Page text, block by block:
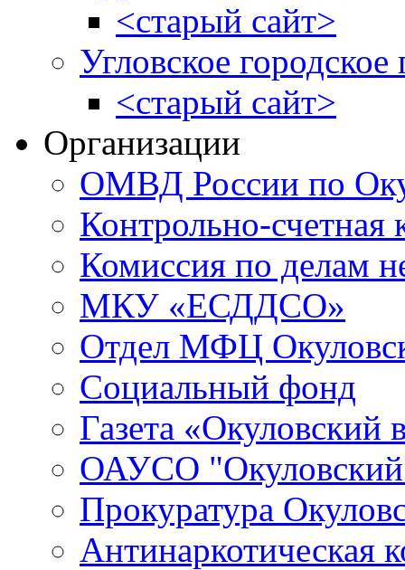
<старый сайт>
Угловское городское
<старый сайт>
Организации
ОМВД России по
Контрольно-счетная
Комиссия по делам
МКУ «ЕСДДСО»
Отдел МФЦ
Социальный фонд
Газета «Окуловский
ОАУСО
Прокуратура
Антинаркотическая